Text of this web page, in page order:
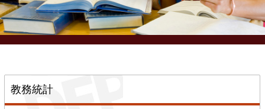
教務統計